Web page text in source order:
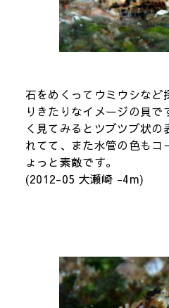
石をめくってウミウシなど
りきたりなイメージの貝で
く見てみるとツブツブ状の
れてて、また水管の色もコ
ょっと素敵です。
(2012-05 大瀬崎 -4m)